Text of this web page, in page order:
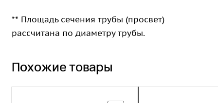
** Площадь сечения трубы (просвет)
рассчитана по диаметру трубы.
Похожие товары